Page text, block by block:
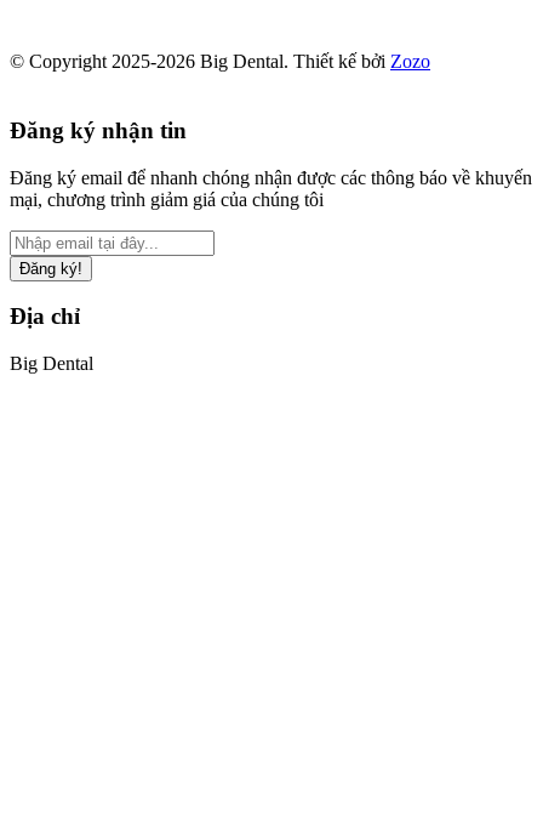
© Copyright 2025-2026 Big Dental. Thiết kế bởi Zozo
Đăng ký nhận tin
Đăng ký email để nhanh chóng nhận được các thông báo về khuyến
mại, chương trình giảm giá của chúng tôi
Đăng ký!
Địa chỉ
Big Dental